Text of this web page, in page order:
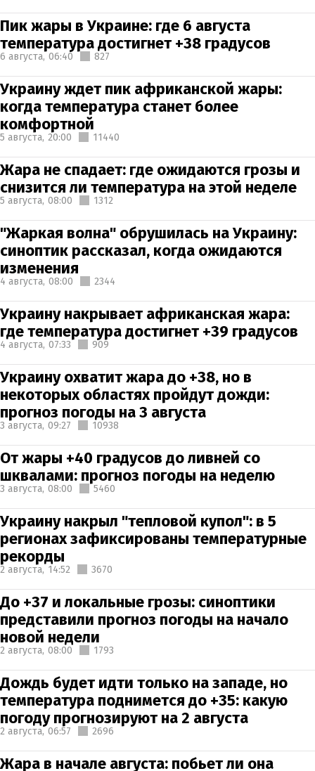
Пик жары в Украине: где 6 августа
температура достигнет +38 градусов
6 августа, 06:40 827
Украину ждет пик африканской жары:
когда температура станет более
комфортной
5 августа, 20:00 11440
Жара не спадает: где ожидаются грозы и
снизится ли температура на этой неделе
5 августа, 08:00 1312
"Жаркая волна" обрушилась на Украину:
синоптик рассказал, когда ожидаются
изменения
4 августа, 08:00 2344
Украину накрывает африканская жара:
где температура достигнет +39 градусов
4 августа, 07:33 909
Украину охватит жара до +38, но в
некоторых областях пройдут дожди:
прогноз погоды на 3 августа
3 августа, 09:27 10938
От жары +40 градусов до ливней со
шквалами: прогноз погоды на неделю
3 августа, 08:00 5460
Украину накрыл "тепловой купол": в 5
регионах зафиксированы температурные
рекорды
2 августа, 14:52 3670
До +37 и локальные грозы: синоптики
представили прогноз погоды на начало
новой недели
2 августа, 08:00 1793
Дождь будет идти только на западе, но
температура поднимется до +35: какую
погоду прогнозируют на 2 августа
2 августа, 06:57 2696
Жара в начале августа: побьет ли она